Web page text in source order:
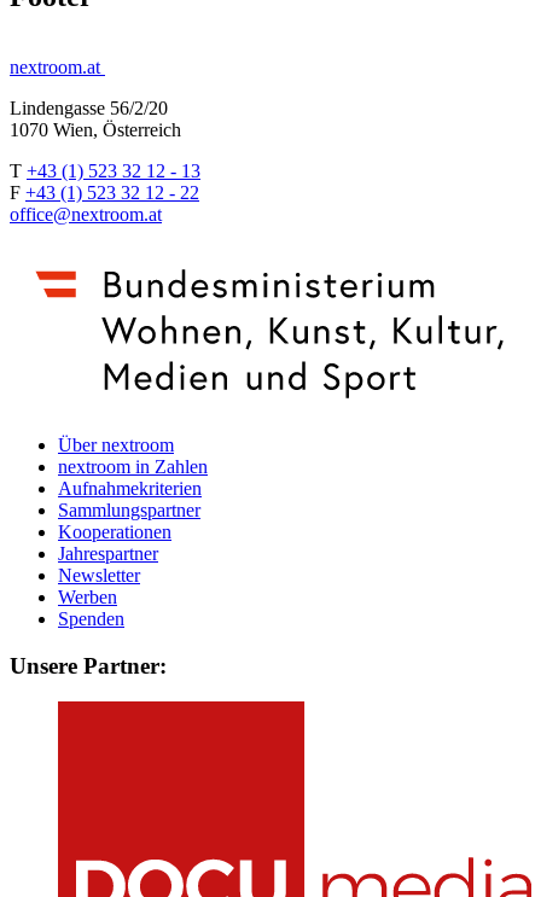
nextroom.at
Lindengasse 56/2/20
1070 Wien, Österreich
T +43 (1) 523 32 12 - 13
F +43 (1) 523 32 12 - 22
office@nextroom.at
Über nextroom
nextroom in Zahlen
Aufnahmekriterien
Sammlungspartner
Kooperationen
Jahrespartner
Newsletter
Werben
Spenden
Unsere Partner: